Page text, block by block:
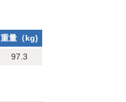
重量（kg)
97.3